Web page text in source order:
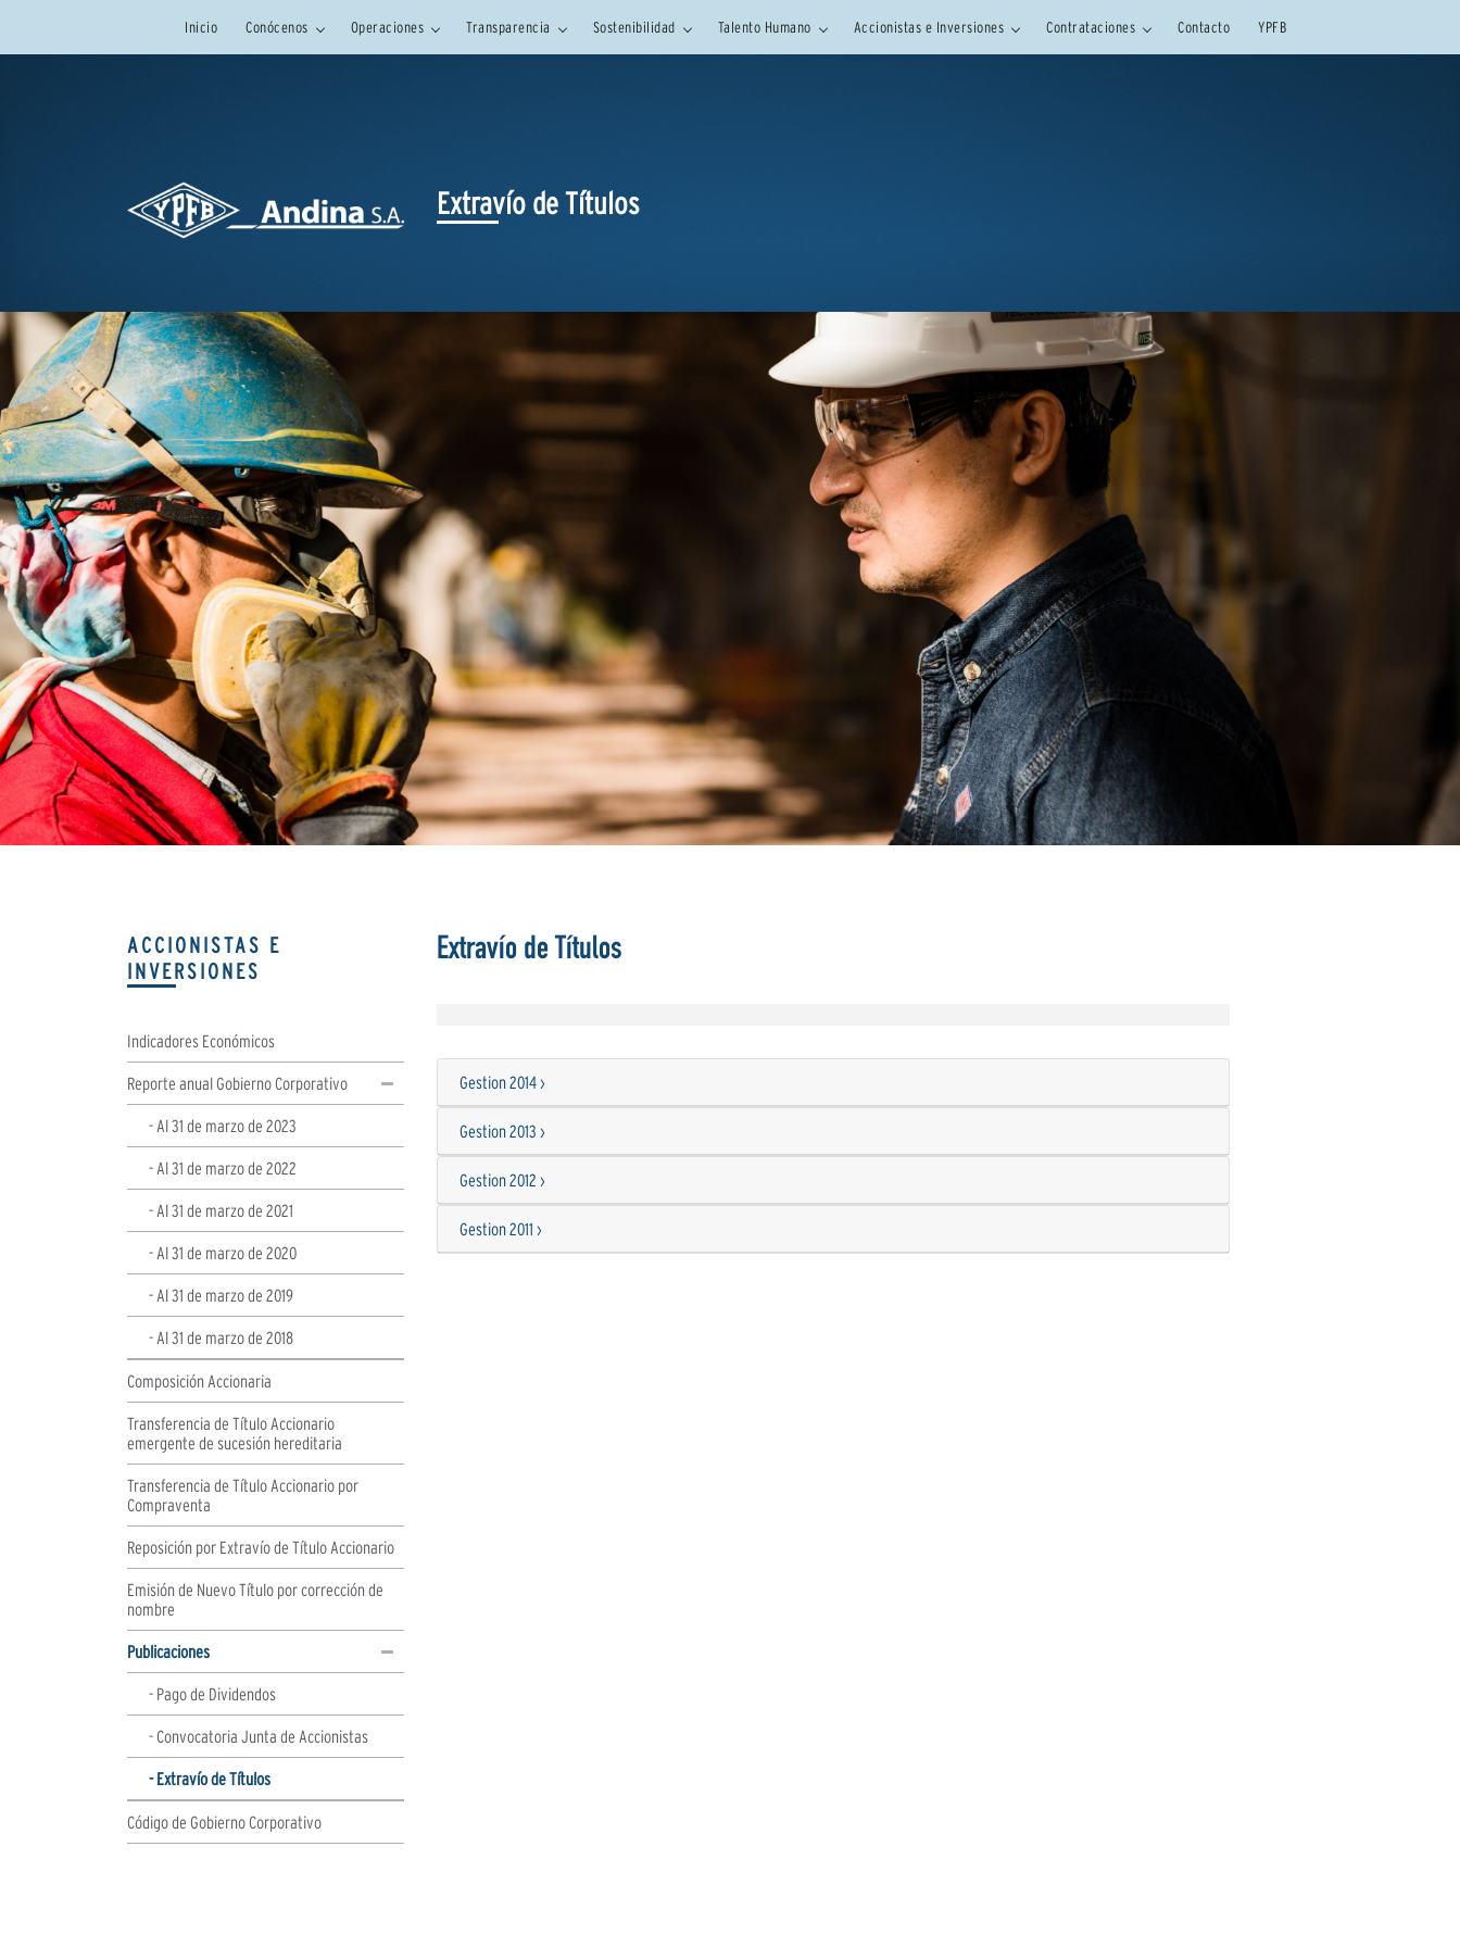
Inicio Conócenos Operaciones Transparencia Sostenibilidad Talento Humano Accionistas e Inversiones Contrataciones Contacto YPFB
Extravío de Títulos
ACCIONISTAS E
INVERSIONES
Indicadores Económicos
Reporte anual Gobierno Corporativo
- Al 31 de marzo de 2023
- Al 31 de marzo de 2022
- Al 31 de marzo de 2021
- Al 31 de marzo de 2020
- Al 31 de marzo de 2019
- Al 31 de marzo de 2018
Composición Accionaria
Transferencia de Título Accionario
emergente de sucesión hereditaria
Transferencia de Título Accionario por
Compraventa
Reposición por Extravío de Título Accionario
Emisión de Nuevo Título por corrección de
nombre
Publicaciones
- Pago de Dividendos
- Convocatoria Junta de Accionistas
- Extravío de Títulos
Código de Gobierno Corporativo
Extravío de Títulos
Gestion 2014 ›
Gestion 2013 ›
Gestion 2012 ›
Gestion 2011 ›